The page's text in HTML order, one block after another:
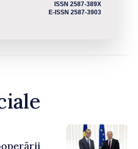
ISSN 2587-389X
E-ISSN 2587-3903